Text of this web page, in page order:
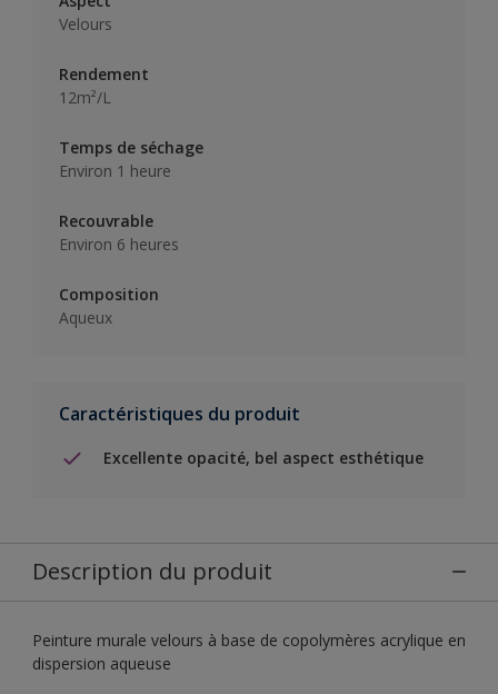
Velours
Rendement
12m²/L
Temps de séchage
Environ 1 heure
Recouvrable
Environ 6 heures
Composition
Aqueux
Caractéristiques du produit
Excellente opacité, bel aspect esthétique
Description du produit
Peinture murale velours à base de copolymères acrylique en
dispersion aqueuse